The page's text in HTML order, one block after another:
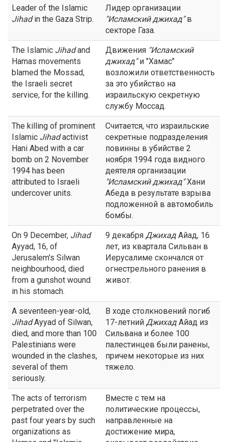
Leader of the Islamic
Jihadin the Gaza Strip.
Лидер организации
"Исламскийджихад"в
секторе Газа.
The Islamic Jihadand
Hamas movements
blamed the Mossad,
the Israeli secret
service, for the killing.
Движения "Исламский
джихад"и "Хамас"
возложили ответственность
за это убийство на
израильскую секретную
службу Моссад.
The killing of prominent
Islamic Jihadactivist
Hani Abed with a car
bomb on 2 November
1994 has been
attributed to Israeli
undercover units.
Считается, что израильские
секретные подразделения
повинны в убийстве 2
ноября 1994 года видного
деятеля организации
"Исламскийджихад"Хани
Абеда в результате взрыва
подложенной в автомобиль
бомбы.
On 9 December, Jihad
Ayyad, 16, of
Jerusalem's Silwan
neighbourhood, died
from a gunshot wound
in his stomach.
9 декабря Джихад Айад, 16
лет, из квартала Сильван в
Иерусалиме скончался от
огнестрельного ранения в
живот.
A seventeen-year-old,
JihadAyyad of Silwan,
died, and more than 100
Palestinians were
wounded in the clashes,
several of them
seriously.
В ходе столкновений погиб
17-летний Джихад Айад из
Сильвана и более 100
палестинцев были ранены,
причем некоторые из них
тяжело.
The acts of terrorism
perpetrated over the
past four years by such
organizations as
Вместе с тем на
политические процессы,
направленные на
достижение мира,